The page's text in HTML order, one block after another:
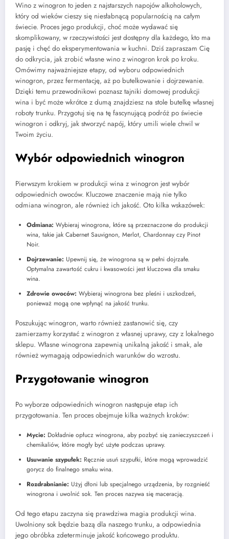
Wino z winogron to jeden z najstarszych napojów alkoholowych,
który od wieków cieszy się niesłabnącą popularnością na całym
świecie. Proces jego produkcji, choć może wydawać się
skomplikowany, w rzeczywistości jest dostępny dla każdego, kto ma
pasję i chęć do eksperymentowania w kuchni. Dziś zapraszam Cię
do odkrycia, jak zrobić własne wino z winogron krok po kroku.
Omówimy najważniejsze etapy, od wyboru odpowiednich
winogron, przez fermentację, aż po butelkowanie i dojrzewanie.
Dzięki temu przewodnikowi poznasz tajniki domowej produkcji
wina i być może wkrótce z dumą znajdziesz na stole butelkę własnej
roboty trunku. Przygotuj się na tę fascynującą podróż po świecie
winogron i odkryj, jak stworzyć napój, który umili wiele chwil w
Twoim życiu.
Wybór odpowiednich winogron
Pierwszym krokiem w produkcji wina z winogron jest wybór
odpowiednich owoców. Kluczowe znaczenie mają nie tylko
odmiana winogron, ale również ich jakość. Oto kilka wskazówek:
Odmiana: Wybieraj winogrona, które są przeznaczone do produkcji
wina, takie jak Cabernet Sauvignon, Merlot, Chardonnay czy Pinot
Noir.
Dojrzewanie: Upewnij się, że winogrona są w pełni dojrzałe.
Optymalna zawartość cukru i kwasowości jest kluczowa dla smaku
wina.
Zdrowie owoców: Wybieraj winogrona bez pleśni i uszkodzeń,
ponieważ mogą one wpłynąć na jakość trunku.
Poszukując winogron, warto również zastanowić się, czy
zamierzamy korzystać z winogron z własnej uprawy, czy z lokalnego
sklepu. Własne winogrona zapewnią unikalną jakość i smak, ale
również wymagają odpowiednich warunków do wzrostu.
Przygotowanie winogron
Po wyborze odpowiednich winogron następuje etap ich
przygotowania. Ten proces obejmuje kilka ważnych kroków:
Mycie: Dokładnie opłucz winogrona, aby pozbyć się zanieczyszczeń i
chemikaliów, które mogły być użyte podczas uprawy.
Usuwanie szypułek: Ręcznie usuń szypułki, które mogą wprowadzić
gorycz do finalnego smaku wina.
Rozdrabnianie: Użyj dłoni lub specjalnego urządzenia, by rozgnieść
winogrona i uwolnić sok. Ten proces nazywa się maceracją.
Od tego etapu zaczyna się prawdziwa magia produkcji wina.
Uwolniony sok będzie bazą dla naszego trunku, a odpowiednia
jego obróbka zdeterminuje jakość końcowego produktu.